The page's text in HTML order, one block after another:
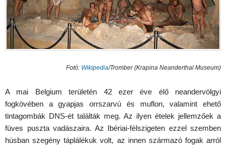
Fotó: Wikipedia/Tromber (Krapina Neanderthal Museum)
A mai Belgium területén 42 ezer éve élő neandervölgyi
fogkövében a gyapjas orrszarvú és muflon, valamint ehető
tintagombák DNS-ét találták meg. Az ilyen ételek jellemzőek a
füves puszta vadászaira. Az Ibériai-félszigeten ezzel szemben
húsban szegény táplálékuk volt, az innen származó fogak arról